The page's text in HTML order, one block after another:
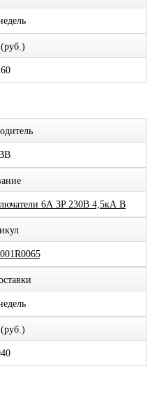
6А 3P 230В 4,5кА B